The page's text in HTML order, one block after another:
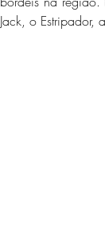
Jack, o Estripador,